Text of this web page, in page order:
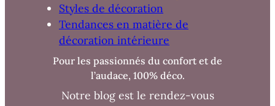
Styles de décoration
Tendances en matière de
décoration intérieure
Pour les passionnés du confort et de
l’audace, 100% déco.
Notre blog est le rendez-vous